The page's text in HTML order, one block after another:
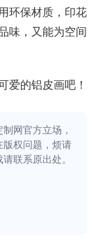
环保材质，印花
味，又能为空间
爱的铝皮画吧！
网官方立场，
版权问题，烦请
联系原出处。